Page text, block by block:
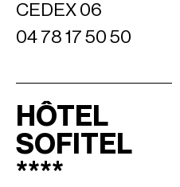
CEDEX 06
04 78 17 50 50
HÔTEL
SOFITEL
****